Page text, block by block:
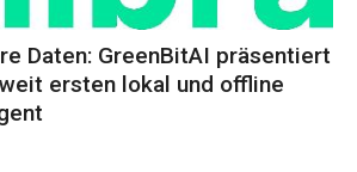
Daten: GreenBitAI präsentiert
ersten lokal und offline